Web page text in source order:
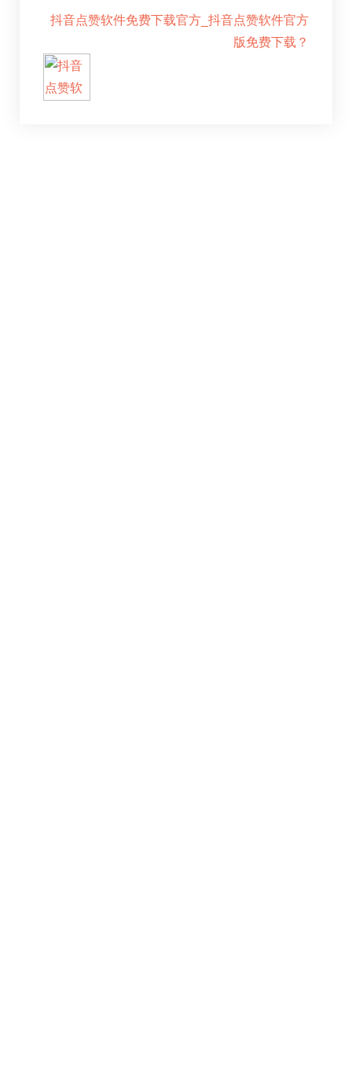
抖音点赞软件免费下载官方_抖音点赞软件官方
版免费下载？